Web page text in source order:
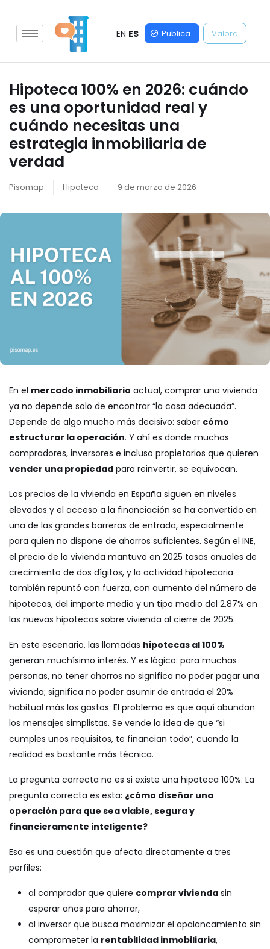
EN ES Publica Valora
Hipoteca 100% en 2026: cuándo
es una oportunidad real y
cuándo necesitas una
estrategia inmobiliaria de
verdad
Pisomap Hipoteca 9 de marzo de 2026
En el mercado inmobiliario actual, comprar una vivienda
ya no depende solo de encontrar “la casa adecuada”.
Depende de algo mucho más decisivo: saber cómo
estructurar la operación. Y ahí es donde muchos
compradores, inversores e incluso propietarios que quieren
vender una propiedad para reinvertir, se equivocan.
Los precios de la vivienda en España siguen en niveles
elevados y el acceso a la financiación se ha convertido en
una de las grandes barreras de entrada, especialmente
para quien no dispone de ahorros suficientes. Según el INE,
el precio de la vivienda mantuvo en 2025 tasas anuales de
crecimiento de dos dígitos, y la actividad hipotecaria
también repuntó con fuerza, con aumento del número de
hipotecas, del importe medio y un tipo medio del 2,87% en
las nuevas hipotecas sobre vivienda al cierre de 2025.
En este escenario, las llamadas hipotecas al 100%
generan muchísimo interés. Y es lógico: para muchas
personas, no tener ahorros no significa no poder pagar una
vivienda; significa no poder asumir de entrada el 20%
habitual más los gastos. El problema es que aquí abundan
los mensajes simplistas. Se vende la idea de que “si
cumples unos requisitos, te financian todo”, cuando la
realidad es bastante más técnica.
La pregunta correcta no es si existe una hipoteca 100%. La
pregunta correcta es esta: ¿cómo diseñar una
operación para que sea viable, segura y
financieramente inteligente?
Esa es una cuestión que afecta directamente a tres
perfiles:
al comprador que quiere comprar vivienda sin
esperar años para ahorrar,
al inversor que busca maximizar el apalancamiento sin
comprometer la rentabilidad inmobiliaria,